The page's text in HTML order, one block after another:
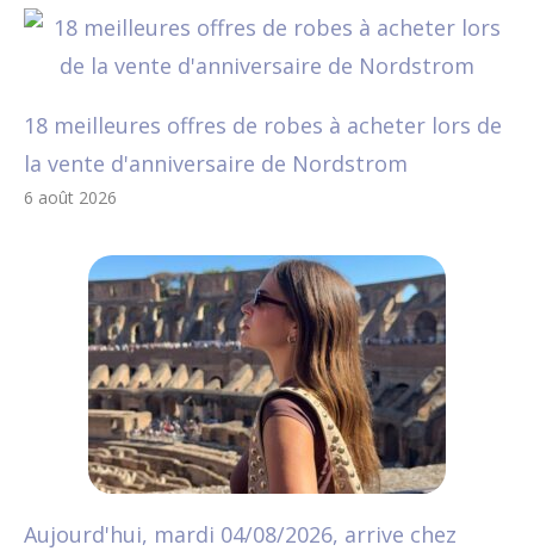
18 meilleures offres de robes à acheter lors de
la vente d'anniversaire de Nordstrom
6 août 2026
Aujourd'hui, mardi 04/08/2026, arrive chez